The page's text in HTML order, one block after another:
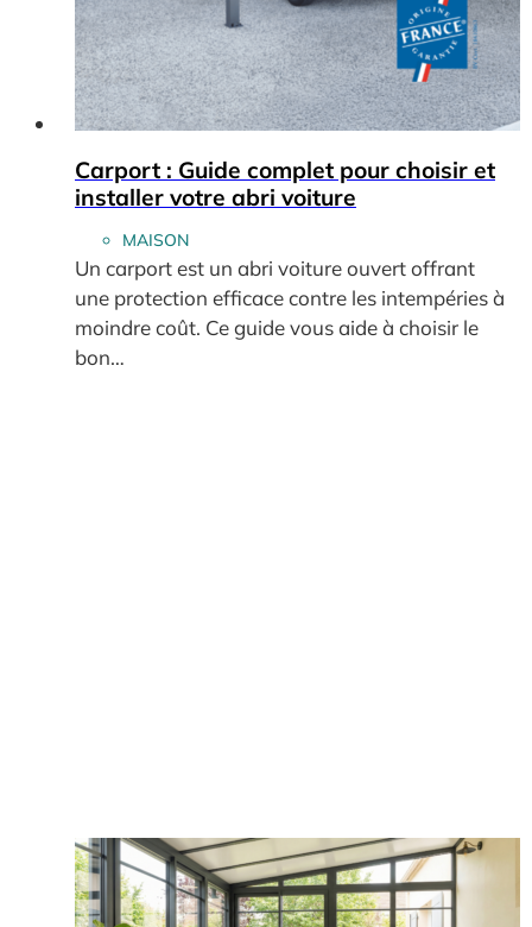
Carport : Guide complet pour choisir et
installer votre abri voiture
MAISON
Un carport est un abri voiture ouvert offrant
une protection efficace contre les intempéries à
moindre coût. Ce guide vous aide à choisir le
bon…